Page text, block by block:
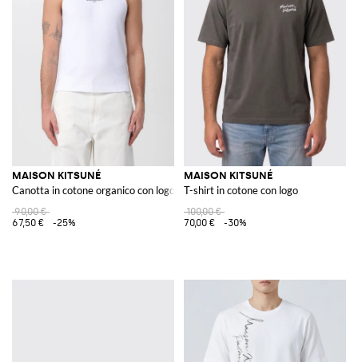
MAISON KITSUNÉ
Canotta in cotone organico con logo
90,00 €
67,50 €
-25%
MAISON KITSUNÉ
T-shirt in cotone con logo
100,00 €
70,00 €
-30%